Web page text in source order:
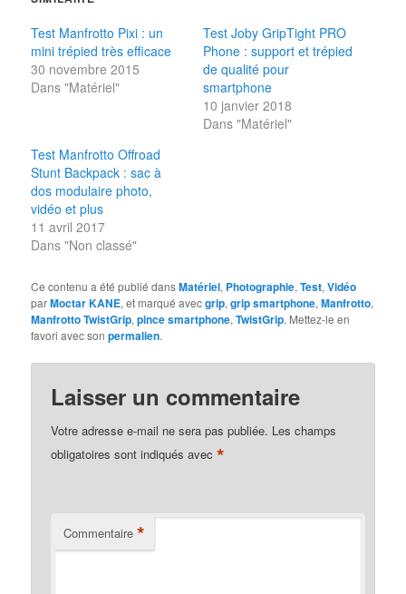
Test Manfrotto Pixi : un
mini trépied très efficace
30 novembre 2015
Dans "Matériel"
Test Joby GripTight PRO
Phone : support et trépied
de qualité pour
smartphone
10 janvier 2018
Dans "Matériel"
Test Manfrotto Offroad
Stunt Backpack : sac à
dos modulaire photo,
vidéo et plus
11 avril 2017
Dans "Non classé"
Ce contenu a été publié dansMatériel, Photographie,Test,Vidéo
parMoctar KANE, et marqué avecgrip,grip smartphone,Manfrotto,
Manfrotto TwistGrip,pince smartphone,TwistGrip. Mettez-le en
favori avec sonpermalien.
Laisser un commentaire
Votre adresse e-mail ne sera pas publiée. Les champs
obligatoires sont indiqués avec*
Commentaire *